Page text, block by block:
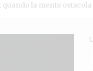
la mente